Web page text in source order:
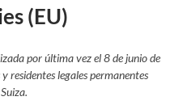
(EU)
por última vez el 8 de junio de
residentes legales permanentes